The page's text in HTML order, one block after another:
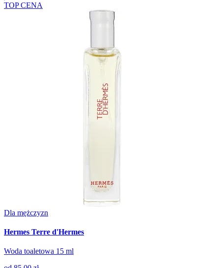
TOP CENA
Dla mężczyzn
Hermes Terre d'Hermes
Woda toaletowa 15 ml